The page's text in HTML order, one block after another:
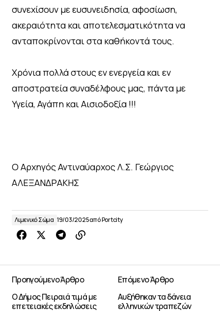
συνεχίσουν με ευσυνειδησία, αφοσίωση,
ακεραιότητα και αποτελεσματικότητα να
ανταποκρίνονται στα καθήκοντά τους.
Χρόνια πολλά στους εν ενεργεία και εν
αποστρατεία συναδέλφους μας, πάντα με
Υγεία, Αγάπη και Αισιοδοξία !!!
Ο Αρχηγός Αντιναύαρχος Λ.Σ. Γεώργιος
ΑΛΕΞΑΝΔΡΑΚΗΣ
Λιμενικό Σώμα 19/03/2025απόPortcity
Προηγούμενο Άρθρο
Ο Δήμος Πειραιά τιμά με
επετειακές εκδηλώσεις
Επόμενο Άρθρο
Αυξήθηκαν τα δάνεια
ελληνικών τραπεζών